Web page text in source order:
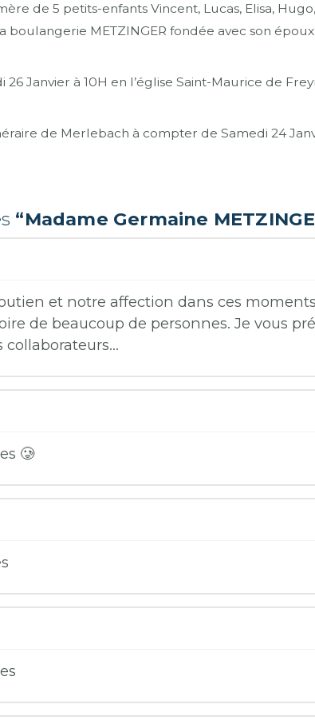
de 5 petits-enfants Vincent, Lucas, Elisa,
boulangerie METZINGER fondée avec son
Janvier à 10H en l’église Saint-Maurice de
de Merlebach à compter de Samedi 24
“Madame Germaine
et notre affection dans ces
de beaucoup de personnes. Je vous
collaborateurs…
🥲